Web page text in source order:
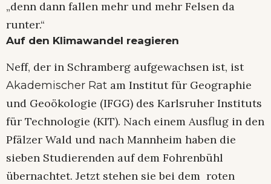
„denn dann fallen mehr und mehr Felsen da
runter.“
Auf den Klimawandel reagieren
Neff, der in Schramberg aufgewachsen ist, ist
Akademischer Rat am Institut für Geographie
und Geoökologie (IFGG) des Karlsruher Instituts
für Technologie (KIT). Nach einem Ausflug in den
Pfälzer Wald und nach Mannheim haben die
sieben Studierenden auf dem Fohrenbühl
übernachtet. Jetzt stehen sie bei dem roten